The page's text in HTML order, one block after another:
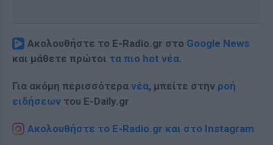
Ακολουθήστε το E-Radio.gr στο Google News
και μάθετε πρώτοι τα πιο hot νέα.
Για ακόμη περισσότερα νέα, μπείτε στην ροή
ειδήσεων του E-Daily.gr
Ακολουθήστε το E-Radio.gr και στο Instagram